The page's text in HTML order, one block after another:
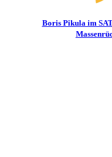
Boris Pikula im